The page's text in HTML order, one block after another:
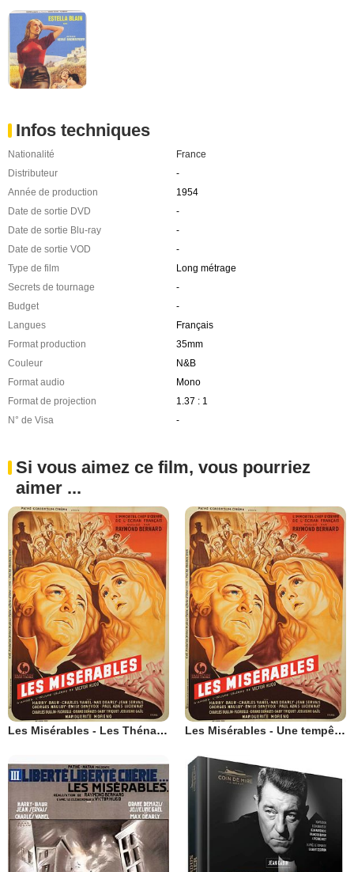
Infos techniques
Nationalité
France
Distributeur
-
Année de production
1954
Date de sortie DVD
-
Date de sortie Blu-ray
-
Date de sortie VOD
-
Type de film
Long métrage
Secrets de tournage
-
Budget
-
Langues
Français
Format production
35mm
Couleur
N&B
Format audio
Mono
Format de projection
1.37 : 1
N° de Visa
-
Si vous aimez ce film, vous pourriez
aimer ...
Les Misérables - Les Thénardier Les Misérables - Une tempête sous un crâne